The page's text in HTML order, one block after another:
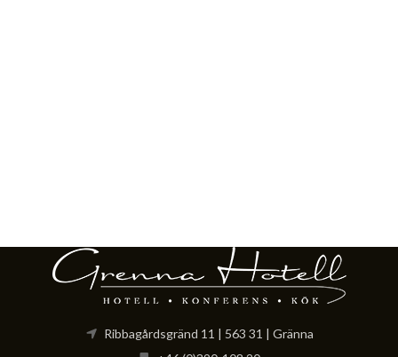
Ribbagårdsgränd 11 | 563 31 | Gränna